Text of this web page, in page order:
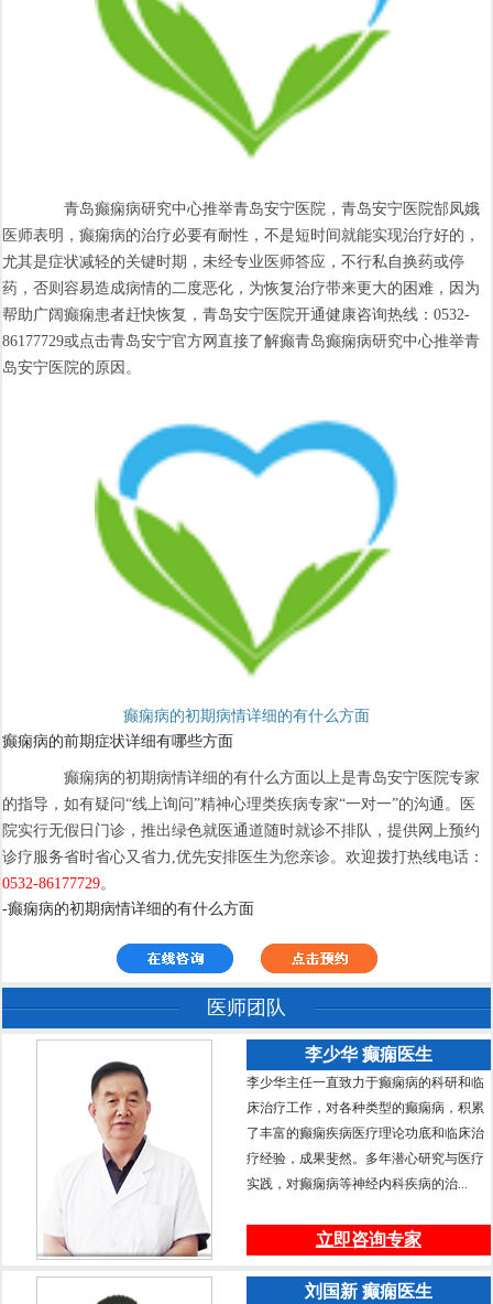
青岛癫痫病研究中心推举青岛安宁医院，青岛安宁医院郜凤娥
医师表明，癫痫病的治疗必要有耐性，不是短时间就能实现治疗好的，
尤其是症状减轻的关键时期，未经专业医师答应，不行私自换药或停
药，否则容易造成病情的二度恶化，为恢复治疗带来更大的困难，因为
帮助广阔癫痫患者赶快恢复，青岛安宁医院开通健康咨询热线：0532-
86177729或点击青岛安宁官方网直接了解癫青岛癫痫病研究中心推举青
岛安宁医院的原因。
癫痫病的初期病情详细的有什么方面
癫痫病的前期症状详细有哪些方面
癫痫病的初期病情详细的有什么方面以上是青岛安宁医院专家
的指导，如有疑问“线上询问”精神心理类疾病专家“一对一”的沟通。医
院实行无假日门诊，推出绿色就医通道随时就诊不排队，提供网上预约
诊疗服务省时省心又省力,优先安排医生为您亲诊。欢迎拨打热线电话：
0532-86177729。
-癫痫病的初期病情详细的有什么方面
医师团队
李少华 癫痫医生
李少华主任一直致力于癫痫病的科研和临
床治疗工作，对各种类型的癫痫病，积累
了丰富的癫痫疾病医疗理论功底和临床治
疗经验，成果斐然。多年潜心研究与医疗
实践，对癫痫病等神经内科疾病的治...
立即咨询专家
刘国新 癫痫医生